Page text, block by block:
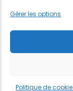
Gérer les options
Politique de
CONFIDENTIALITÉ